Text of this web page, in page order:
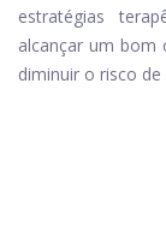
estratégias
alcançar um bom
diminuir o risco